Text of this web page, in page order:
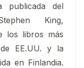
publicada del
King,
los libros más
EE.UU. y la
en Finlandia.